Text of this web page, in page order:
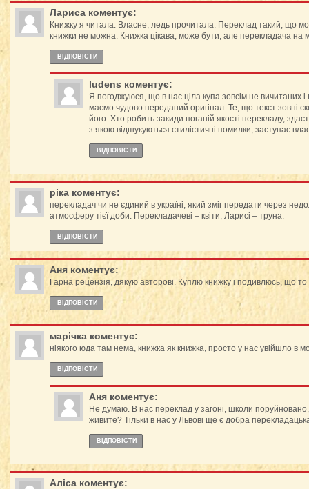
Лариса коментує:
Книжку я читала. Власне, ледь прочитала. Переклад такий, що
книжки не можна. Книжка цікава, може бути, але перекладача на
ВІДПОВІCТИ
ludens коментує:
Я погоджуюся, що в нас ціла купа зовсім не вичитаних
маємо чудово переданий оригінал. Те, що текст зовні
його. Хто робить закиди поганій якості перекладу,
з якою відшукуються стилістичні помилки, заступає
ВІДПОВІCТИ
ріка коментує:
перекладач чи не єдиний в україні, який зміг передати через
атмосферу тієї доби. Перекладачеві – квіти, Ларисі – труна.
ВІДПОВІCТИ
Аня коментує:
Гарна рецензія, дякую авторові. Куплю книжку і подивлюсь, що
ВІДПОВІCТИ
марічка коментує:
ніякого юда там нема, книжка як книжка, просто у нас увійшло в
ВІДПОВІCТИ
Аня коментує:
Не думаю. В нас переклад у загоні, школи
живите? Тільки в нас у Львові ще є добра
ВІДПОВІCТИ
Aліса коментує: